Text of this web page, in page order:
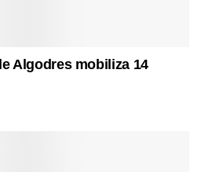
Algodres mobiliza 14